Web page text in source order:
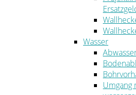
Wasser
Umgang